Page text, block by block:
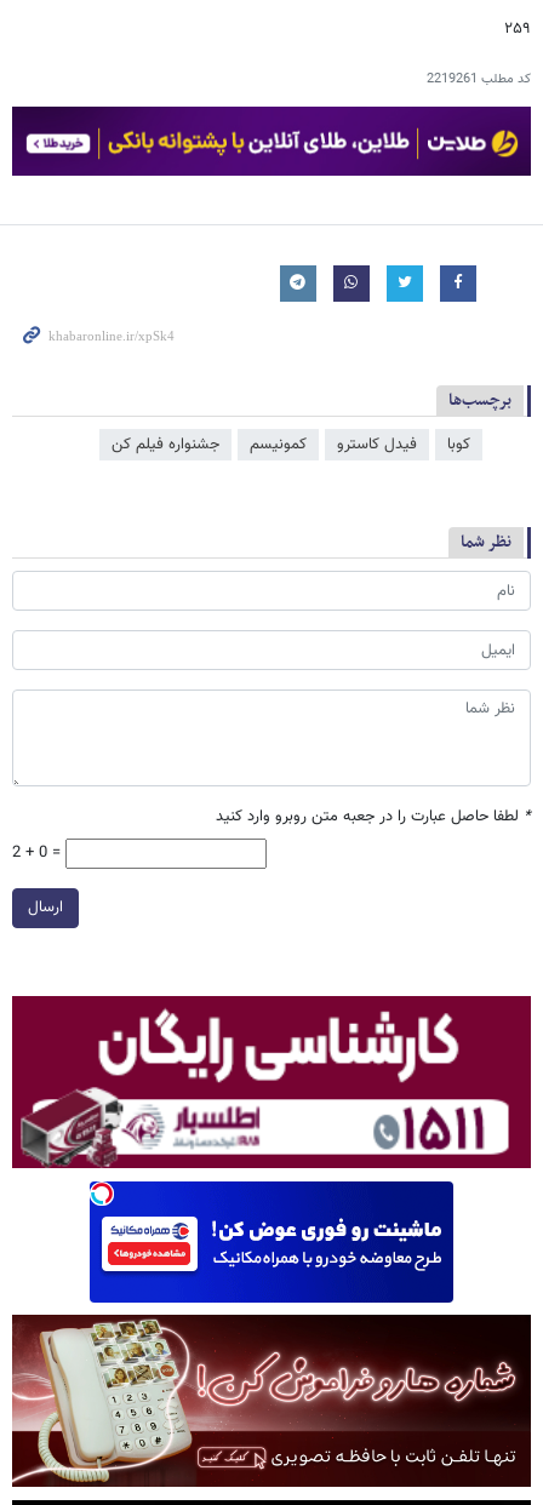
۲۵۹
کد مطلب 2219261
برچسب‌ها
کوبا فیدل کاسترو کمونیسم جشنواره فیلم کن
نظر شما
* لطفا حاصل عبارت را در جعبه متن روبرو وارد کنید
2 + 0 =
ارسال